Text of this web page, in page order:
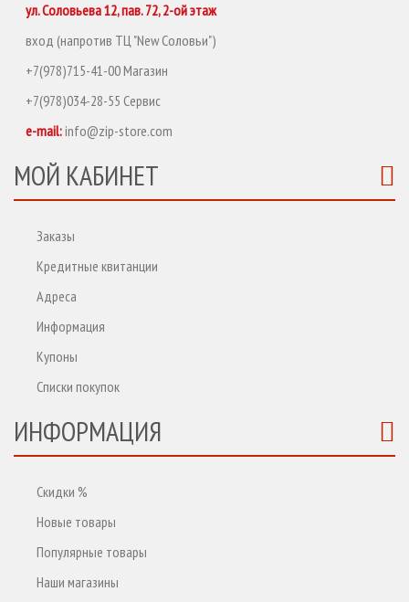
ул. Соловьева 12, пав. 72, 2-ой этаж
вход (напротив ТЦ "New Соловьи")
+7(978)715-41-00 Магазин
+7(978)034-28-55 Сервис
e-mail:info@zip-store.com
МОЙ КАБИНЕТ
Заказы
Кредитные квитанции
Адреса
Информация
Купоны
Списки покупок
ИНФОРМАЦИЯ
Скидки %
Новые товары
Популярные товары
Наши магазины